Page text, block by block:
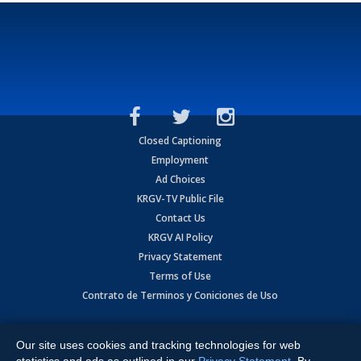
Closed Captioning
Employment
Ad Choices
KRGV-TV Public File
Contact Us
KRGV AI Policy
Privacy Statement
Terms of Use
Contrato de Terminos y Coniciones de Uso
Expressway, Weslaco, TX 78596.
Our site uses cookies and tracking technologies for web